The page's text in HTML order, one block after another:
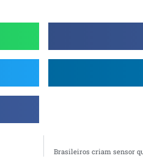
Brasileiros criam sensor